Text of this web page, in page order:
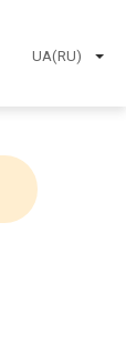
UA(RU)